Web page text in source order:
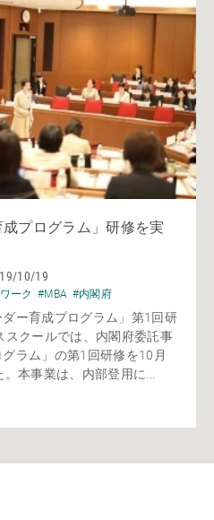
プログラム」研修を実
10/19
ーク #MBA #内閣府
ー育成プログラム」第1回研
スクールでは、内閣府委託事
ラム」の第1回研修を10月
本事業は、内部登用に...